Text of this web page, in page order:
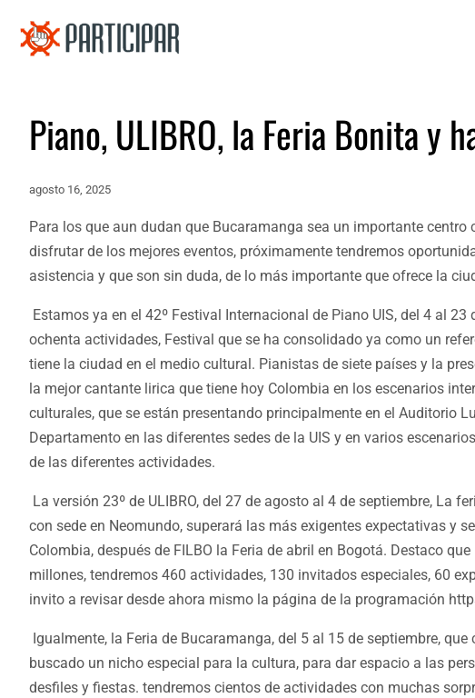
Piano, ULIBRO, la Feria Bonita y
agosto 16, 2025
Para los que aun dudan que Bucaramanga sea un importante
disfrutar de los mejores eventos, próximamente tendremos
asistencia y que son sin duda, de lo más importante que ofrece la
Estamos ya en el 42º Festival Internacional de Piano UIS, del 4 al
ochenta actividades, Festival que se ha consolidado ya como un
tiene la ciudad en el medio cultural. Pianistas de siete países y la
la mejor cantante lirica que tiene hoy Colombia en los escenarios
culturales, que se están presentando principalmente en el Auditorio
Departamento en las diferentes sedes de la UIS y en varios
de las diferentes actividades.
La versión 23º de ULIBRO, del 27 de agosto al 4 de septiembre, La
con sede en Neomundo, superará las más exigentes expectativas y
Colombia, después de FILBO la Feria de abril en Bogotá. Destaco
millones, tendremos 460 actividades, 130 invitados especiales, 60
invito a revisar desde ahora mismo la página de la programación
Igualmente, la Feria de Bucaramanga, del 5 al 15 de septiembre,
buscado un nicho especial para la cultura, para dar espacio a las
desfiles y fiestas. tendremos cientos de actividades con muchas